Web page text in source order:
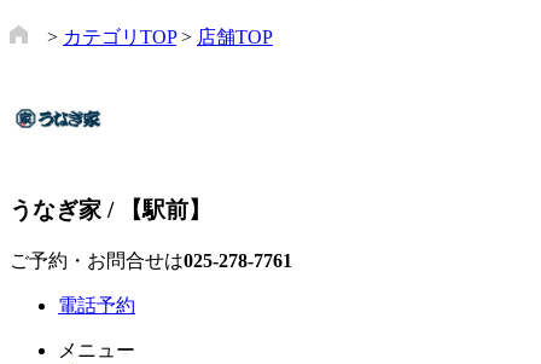
> カテゴリTOP> 店舗TOP
うなぎ家 / 【駅前】
ご予約・お問合せは025-278-7761
電話予約
メニュー